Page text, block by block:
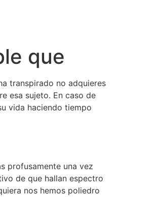
que
transpirado no adquieres
esa sujeto. En caso de
vida haciendo tiempo
profusamente una vez
de que hallan espectro
nos hemos poliedro